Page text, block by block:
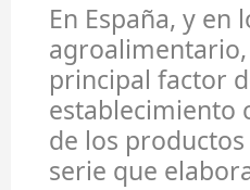
En España, y
principal factor
establecimiento
de los
serie que